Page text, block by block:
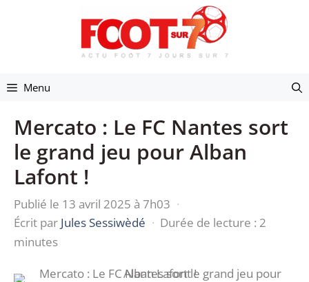
Menu
Mercato : Le FC Nantes sort
le grand jeu pour Alban
Lafont !
Publié le 13 avril 2025 à 7h03 ·
Écrit par Jules Sessiwèdé · Durée de lecture : 2
minutes